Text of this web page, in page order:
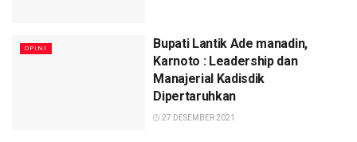
OPINI
Bupati Lantik Ade manadin,
Karnoto : Leadership dan
Manajerial Kadisdik
Dipertaruhkan
27 DESEMBER 2021